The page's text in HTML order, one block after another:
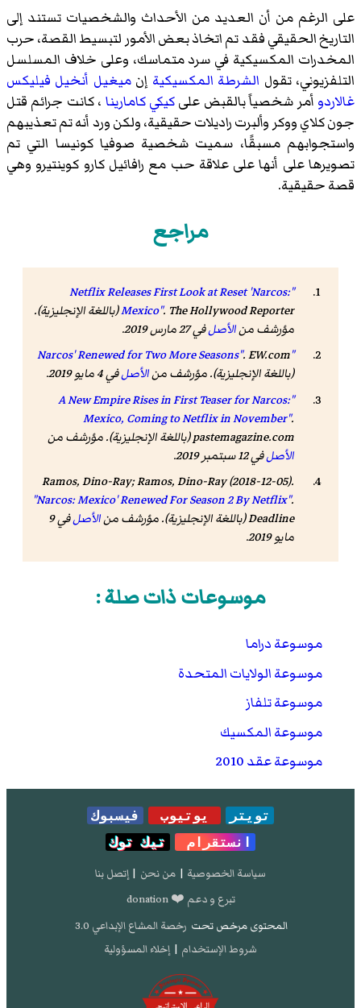
على الرغم من أن العديد من الأحداث والشخصيات تستند إلى
التاريخ الحقيقي فقد تم اتخاذ بعض الأمور لتبسيط القصة، حرب
المخدرات المكسيكية في سرد متماسك، وعلى خلاف المسلسل
التلفزيوني، تقول الشرطة المكسيكية إنميغيل أنخيل فيليكس
غالاردو أمر شخصياً بالقبض علىكيكي كامارينا ، كانت جرائم قتل
جون كلاي ووكر وألبرت راديلات حقيقية، ولكن ورد أنه تم تعذيبهم
واستجوابهم مسبقًا، سميت شخصية صوفيا كونيسا التي تم
تصويرها على أنها على علاقة حب مع رافائيل كارو كوينتيرو وهي
قصة حقيقية.
مراجع
"Netflix Releases First Look at Reset 'Narcos:
Mexico". The Hollywood Reporter
(باللغة الإنجليزية).
مؤرشف منالأصلفي 27 مارس 2019
.
"Narcos' Renewed for Two More Seasons"
.EW.com
(باللغة الإنجليزية). مؤرشف منالأصلفي 4 مايو 2019
.
"A New Empire Rises in First Teaser for Narcos:
Mexico, Coming to Netflix in November".
pastemagazine.com(باللغة الإنجليزية). مؤرشف من
الأصلفي 12 سبتمبر 2019
.
Ramos, Dino-Ray; Ramos, Dino-Ray (2018-12-05).
"Narcos: Mexico' Renewed For Season 2 By Netflix".
Deadline(باللغة الإنجليزية). مؤرشف منالأصل
في 9
مايو 2019
.
موسوعات ذات صلة :
موسوعة دراما
موسوعة الولايات المتحدة
موسوعة تلفاز
موسوعة المكسيك
موسوعة عقد 2010
تويتر يوتيوب
فيسبوك
انستقرام
تيك توك
سياسة الخصوصية | من نحن | إتصل بنا
تبرع و دعم ❤️ donation
المحتوى مرخص تحت رخصة المشاع الإبداعي 3.0
شروط الإستخدام | إخلاء المسؤولية